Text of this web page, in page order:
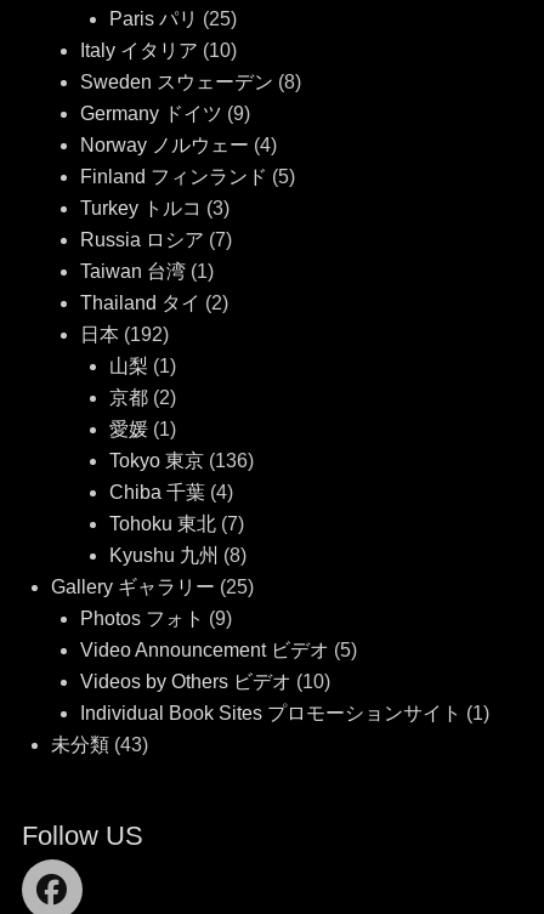
Paris パリ (25)
Italy イタリア (10)
Sweden スウェーデン (8)
Germany ドイツ (9)
Norway ノルウェー (4)
Finland フィンランド (5)
Turkey トルコ (3)
Russia ロシア (7)
Taiwan 台湾(1)
Thailand タイ (2)
日本 (192)
山梨 (1)
京都(2)
愛媛(1)
Tokyo 東京(136)
Chiba 千葉(4)
Tohoku 東北(7)
Kyushu 九州 (8)
Gallery ギャラリー (25)
Photos フォト (9)
Video Announcement ビデオ (5)
Videos by Others ビデオ (10)
Individual Book Sites プロモーションサイト (1)
未分類(43)
Follow US
Facebook